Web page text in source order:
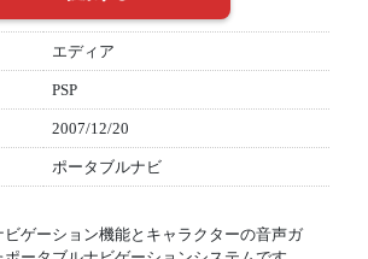
エディア
PSP
2007/12/20
ポータブルナビ
ビゲーション機能とキャラクターの音声ガ